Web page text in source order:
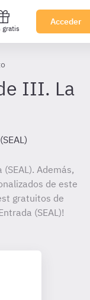
gratis
Acceder
III. La
Además,
de este
gratuitos de
(SEAL)!